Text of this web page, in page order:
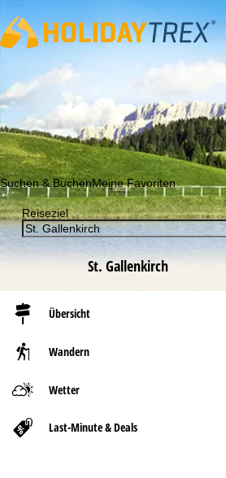
Abonnieren Sie unseren
Suchen & BuchenMeine Favoriten
Reiseziel
St. Gallenkirch
Übersicht
Wandern
Wetter
Last-Minute & Deals